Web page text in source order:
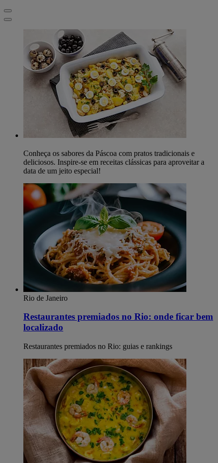
Conheça os sabores da Páscoa com pratos tradicionais e
deliciosos. Inspire-se em receitas clássicas para aproveitar a
data de um jeito especial!
Rio de Janeiro
Restaurantes premiados no Rio: onde ficar bem
localizado
Restaurantes premiados no Rio: guias e rankings